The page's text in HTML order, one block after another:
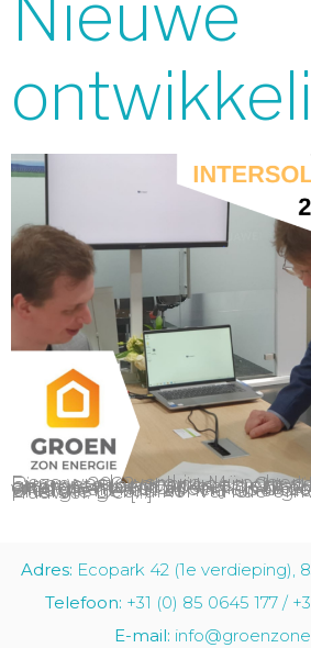
Nieuwe
Deze week werd in München de Intersolar Europe 2022 gehouden. Op deze beurs zijn de nieuwste innovaties en ontwikkelingen gepresenteerd op het gebied van zonne-energie. Theo Groen jr. was ook op de beurs te vinden en niet alleen als bezoeker. Als producent van zonne-energie is Groen Zon Energie gebruiker van de omvormers van Huawei. De […]
Adres: Ecopark 42 (1e verdieping),
Telefoon: +31 (0) 85 0645 177 /
E-mail: